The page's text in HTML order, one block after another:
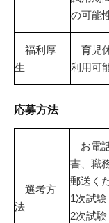
の可能
福利厚
生
育児
利用可
応募方法
選考方
法
お電
書、職
郵送く
1次試
2次試